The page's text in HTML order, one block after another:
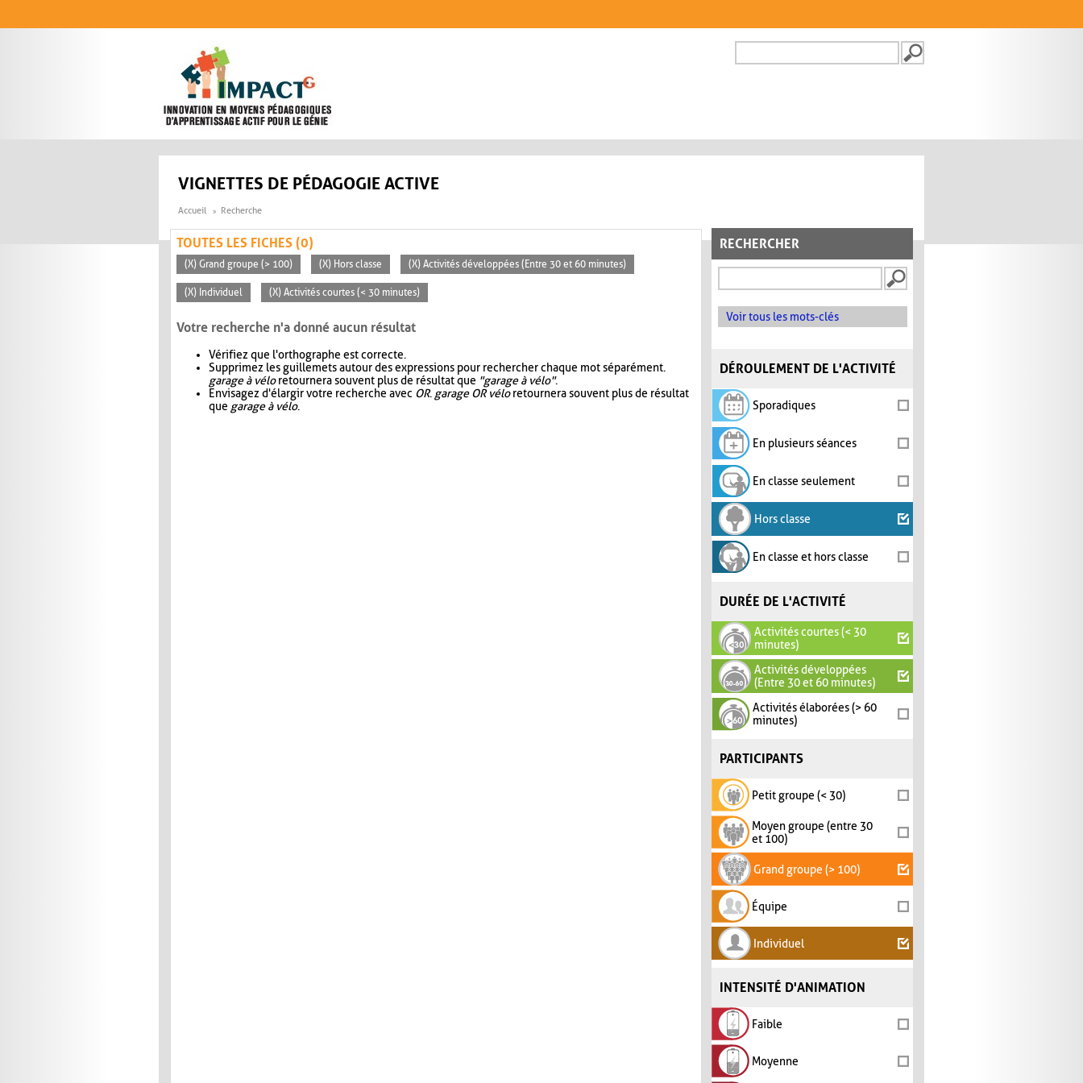
FORMULAIRE DE
VIGNETTES DE PÉDAGOGIE ACTIVE
Accueil Recherche
RECHERCHER
Voir tous les mots-clés
DÉROULEMENT DE L'ACTIVITÉ
Sporadiques
En plusieurs séances
En classe seulement
Hors classe
En classe et hors classe
DURÉE DE L'ACTIVITÉ
Activités courtes (< 30
minutes)
Activités développées
(Entre 30 et 60 minutes)
Activités élaborées (> 60
minutes)
PARTICIPANTS
Petit groupe (< 30)
Moyen groupe (entre 30
et 100)
Grand groupe (> 100)
Équipe
Individuel
INTENSITÉ D'ANIMATION
Faible
Moyenne
TOUTES LES FICHES (0)
(X) Grand groupe (> 100) (X) Hors classe (X) Activités développées (Entre 30 et 60 minutes)
(X) Individuel (X) Activités courtes (< 30 minutes)
Votre recherche n'a donné aucun résultat
Vérifiez que l'orthographe est correcte.
Supprimez les guillemets autour des expressions pour rechercher chaque mot séparément.
garage à véloretournera souvent plus de résultat que "garage à vélo".
Envisagez d'élargir votre recherche avec OR. garage OR véloretournera souvent plus de résultat
que garage à vélo.